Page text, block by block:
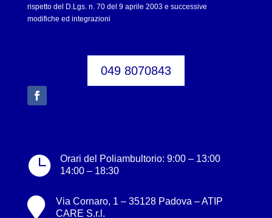
rispetto del D.Lgs. n. 70 del 9 aprile 2003 e successive
modifiche ed integrazioni
049 8070843

Orari del Poliambultorio: 9:00 – 13:00
14:00 – 18:30

Via Cornaro, 1 – 35128 Padova – ATIP
CARE S.r.l.